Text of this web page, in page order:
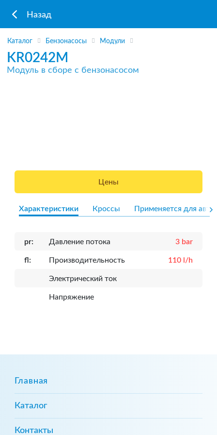
Назад
Каталог Бензонасосы Модули
KR0242M
Модуль в сборе с бензонасосом
Цены
Характеристики Кроссы Применяется для авто
pr: Давление потока 3 bar
fl: Производительность 110 l/h
Электрический ток
Напряжение
Главная
Каталог
Контакты